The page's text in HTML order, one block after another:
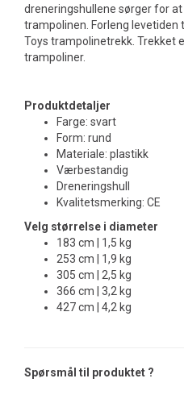
dreneringshullene sørger for
trampolinen. Forleng levetiden
Toys trampolinetrekk. Trekket
trampoliner.
Produktdetaljer
Farge: svart
Form: rund
Materiale: plastikk
Værbestandig
Dreneringshull
Kvalitetsmerking: CE
Velg størrelse i diameter
183 cm | 1,5 kg
253 cm | 1,9 kg
305 cm | 2,5 kg
366 cm | 3,2 kg
427 cm | 4,2 kg
Spørsmål til produktet ?